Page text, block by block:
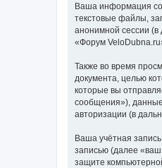
Ваша информация
текстовые файлы,
анонимной сессии
«Форум
Также во время
документа, целью
которые вы
сообщения»),
авторизации (в
Ваша учётная
записью (далее
защите